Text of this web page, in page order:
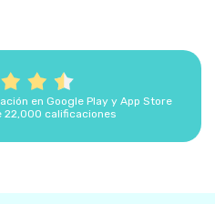
en Google Play y App Store
22,000 calificaciones